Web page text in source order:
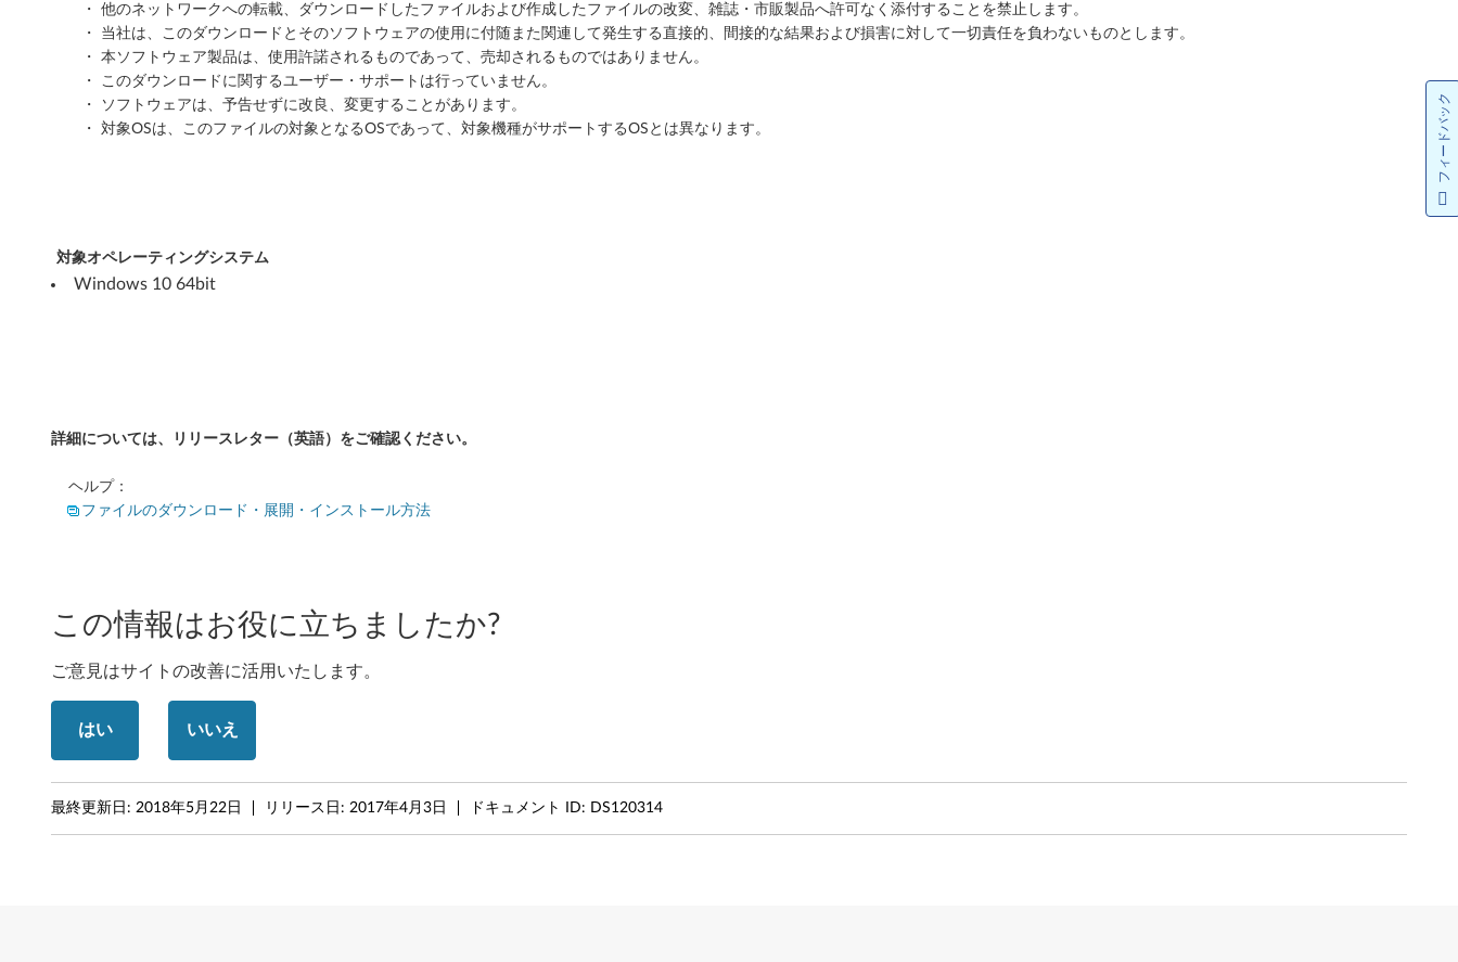
・ 他のネットワークへの転載、ダウンロードしたファイルおよび作成したファイルの改変、雑誌・市販製品へ許可なく添付することを禁止します。
・ 当社は、このダウンロードとそのソフトウェアの使用に付随また関連して発生する直接的、間接的な結果および損害に対して一切責任を負わないものとします。
・ 本ソフトウェア製品は、使用許諾されるものであって、売却されるものではありません。
・ このダウンロードに関するユーザー・サポートは行っていません。
・ ソフトウェアは、予告せずに改良、変更することがあります。
・ 対象OSは、このファイルの対象となるOSであって、対象機種がサポートするOSとは異なります。
対象オペレーティングシステム
Windows 10 64bit
詳細については、リリースレター（英語）をご確認ください。
ヘルプ：
ファイルのダウンロード・展開・インストール方法
この情報はお役に立ちましたか?
ご意見はサイトの改善に活用いたします。
はい いいえ
最終更新日: 2018年5月22日 リリース日: 2017年4月3日 ドキュメント ID: DS120314
フィードバック